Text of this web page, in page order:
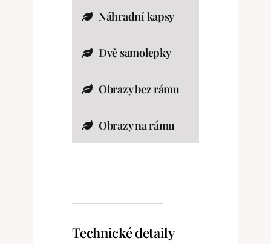
Náhradní kapsy
Dvě samolepky
Obrazy bez rámu
Obrazy na rámu
Technické detaily